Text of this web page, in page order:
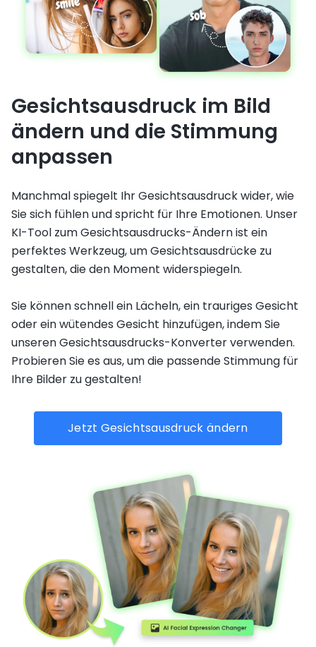
Gesichtsausdruck im Bild
ändern und die Stimmung
anpassen
Manchmal spiegelt Ihr Gesichtsausdruck wider, wie
Sie sich fühlen und spricht für Ihre Emotionen. Unser
KI-Tool zum Gesichtsausdrucks-Ändern ist ein
perfektes Werkzeug, um Gesichtsausdrücke zu
gestalten, die den Moment widerspiegeln.
Sie können schnell ein Lächeln, ein trauriges Gesicht
oder ein wütendes Gesicht hinzufügen, indem Sie
unseren Gesichtsausdrucks-Konverter verwenden.
Probieren Sie es aus, um die passende Stimmung für
Ihre Bilder zu gestalten!
Jetzt Gesichtsausdruck ändern